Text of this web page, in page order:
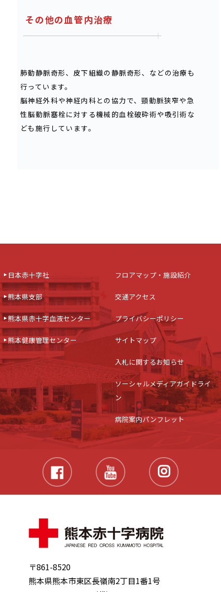
その他の血管内治療
肺動静脈奇形、皮下組織の静脈奇形、などの治療も
行っています。
脳神経外科や神経内科との協力で、頸動脈狭窄や急
性脳動脈塞栓に対する機械的血栓破砕術や吸引術な
ども施行しています。
〒861-8520
熊本県熊本市東区長嶺南2丁目1番1号
日本赤十字社
熊本県支部
熊本県赤十字血液センター
熊本健康管理センター
フロアマップ・施設紹介
交通アクセス
プライバシーポリシー
サイトマップ
入札に関するお知らせ
ソーシャルメディアガイドライ
ン
病院案内パンフレット